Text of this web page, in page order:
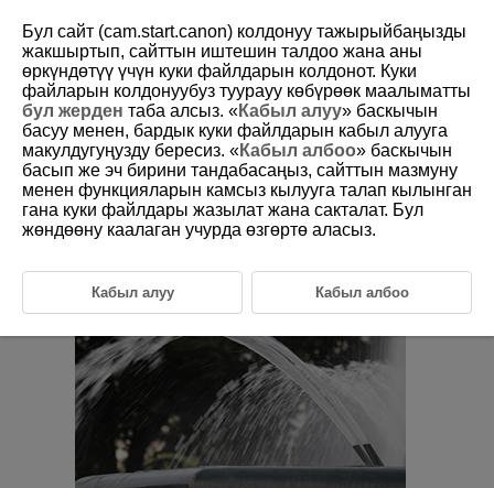
D180-047
Tv: Shutter-Priority AE
In this mode, you set the shutter speed and the camera automatically
sets the aperture value to obtain the standard exposure matching the
brightness of the subject. A faster shutter speed can freeze the action of
a moving subject. A slower shutter speed can create a blurred effect,
Бул сайт (cam.start.canon) колдонуу тажырыйбаңызды
жакшыртып, сайттын иштешин талдоо жана аны
өркүндөтүү үчүн куки файлдарын колдонот. Куки
файларын колдонуубуз туурауу көбүрөөк маалыматты
бул жерден таба алсыз. «Кабыл алуу» баскычын
басуу менен, бардык куки файлдарын кабыл алууга
макулдугуңузду бересиз. «Кабыл албоо» баскычын
басып же эч бирини тандабасаңыз, сайттын мазмуну
менен функцияларын камсыз кылууга талап кылынган
гана куки файлдары жазылат жана сакталат. Бул
жөндөөну каалаган учурда өзгөртө аласыз.
Кабыл алуу Кабыл албоо